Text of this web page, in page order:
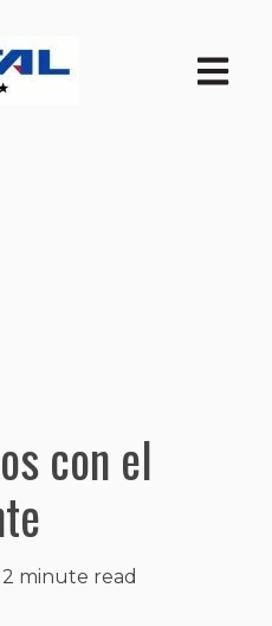
Open
con el
2 minute read